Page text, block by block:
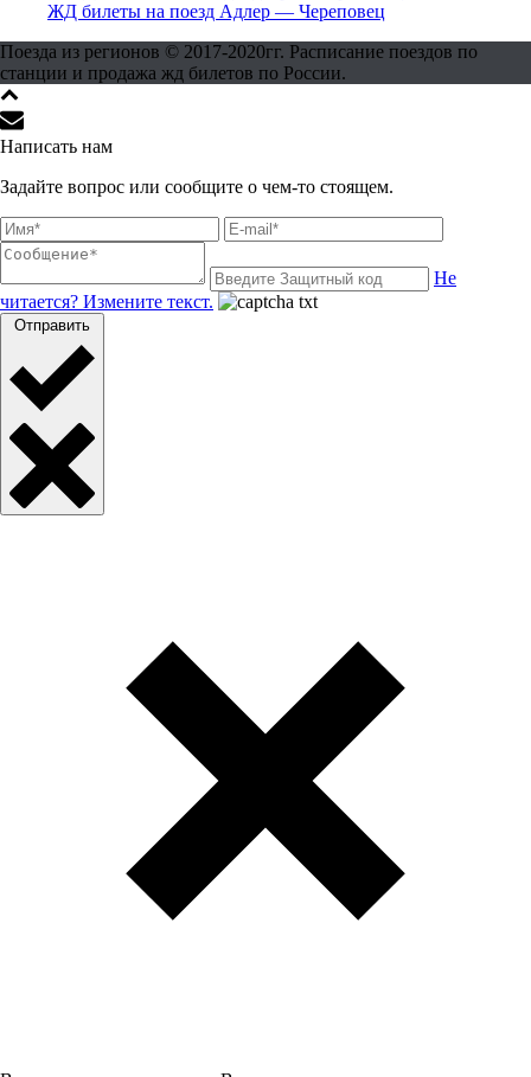
ЖД билеты на поезд Адлер — Череповец
Поезда из регионов © 2017-2020гг. Расписание поездов по
станции и продажа жд билетов по России.
Написать нам
Задайте вопрос или сообщите о чем-то стоящем.
Не
читается? Измените текст.
Отправить